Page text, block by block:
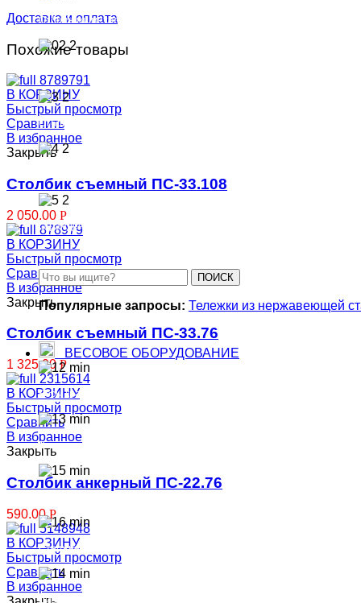
Отбойники металлические для складов
Отбойники стеллажные
Ограждения
ПОИСК
Популярные запросы: Тележки из нержавеющей
ВЕСОВОЕ ОБОРУДОВАНИЕ
Весы крановые
Весы платформенные
Стержневые весы
Динамометры электронные
Доставка и оплата
Похожие товары
В КОРЗИНУ
Быстрый просмотр
Сравнить
В избранное
Закрыть
Столбик съемный ПС-33.108
2 050.00 Р
В КОРЗИНУ
Быстрый просмотр
Сравнить
В избранное
Закрыть
Столбик съемный ПС-33.76
1 325.00 Р
В КОРЗИНУ
Быстрый просмотр
Сравнить
В избранное
Закрыть
Столбик анкерный ПС-22.76
590.00Р
В КОРЗИНУ
Быстрый просмотр
Сравнить
В избранное